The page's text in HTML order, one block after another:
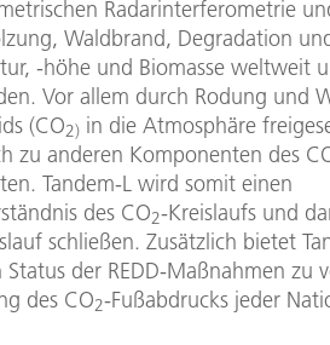
Radarinterferometrie
Waldbrand, Degradation
-höhe und Biomasse weltweit
Vor allem durch Rodung und
(CO2) in die Atmosphäre
zu anderen Komponenten des
Tandem-L wird somit einen
des CO2-Kreislaufs und
schließen. Zusätzlich bietet
der REDD-Maßnahmen zu
des CO2-Fußabdrucks jeder